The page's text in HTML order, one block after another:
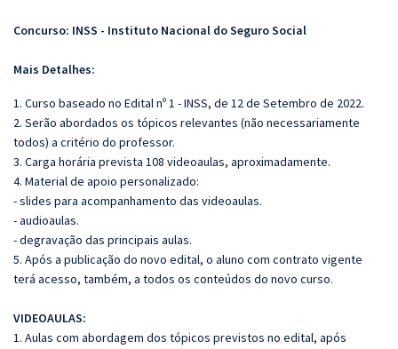
Concurso: INSS - Instituto Nacional do Seguro Social
Mais Detalhes:
1. Curso baseado no Edital nº 1 - INSS, de 12 de Setembro de 2022.
2. Serão abordados os tópicos relevantes (não necessariamente
todos) a critério do professor.
3. Carga horária prevista 108 videoaulas, aproximadamente.
4. Material de apoio personalizado:
- slides para acompanhamento das videoaulas.
- audioaulas.
- degravação das principais aulas.
5. Após a publicação do novo edital, o aluno com contrato vigente
terá acesso, também, a todos os conteúdos do novo curso.
VIDEOAULAS:
1. Aulas com abordagem dos tópicos previstos no edital, após